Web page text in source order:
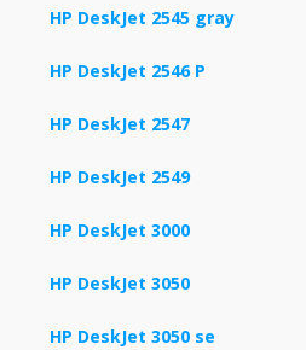
HP DeskJet 2545 gray
HP DeskJet 2546 P
HP DeskJet 2547
HP DeskJet 2549
HP DeskJet 3000
HP DeskJet 3050
HP DeskJet 3050 se